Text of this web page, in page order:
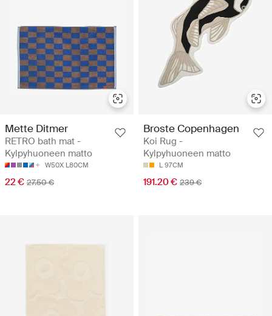
Mette Ditmer
RETRO bath mat -
Kylpyhuoneen matto
W50X L80CM
22 € 27.50 €
Broste Copenhagen
Koi Rug -
Kylpyhuoneen matto
L 97CM
191.20 € 239 €